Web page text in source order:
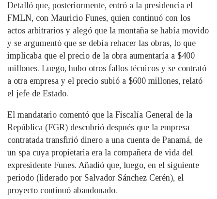
Detalló que, posteriormente, entró a la presidencia el
FMLN, con Mauricio Funes, quien continuó con los
actos arbitrarios y alegó que la montaña se había movido
y se argumentó que se debía rehacer las obras, lo que
implicaba que el precio de la obra aumentaría a $400
millones. Luego, hubo otros fallos técnicos y se contrató
a otra empresa y el precio subió a $600 millones, relató
el jefe de Estado.
El mandatario comentó que la Fiscalía General de la
República (FGR) descubrió después que la empresa
contratada transfirió dinero a una cuenta de Panamá, de
un spa cuya propietaria era la compañera de vida del
expresidente Funes. Añadió que, luego, en el siguiente
periodo (liderado por Salvador Sánchez Cerén), el
proyecto continuó abandonado.